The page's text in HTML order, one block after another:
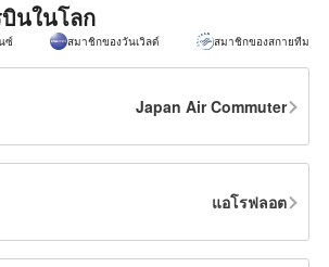
นในโลก
ซ์ สมาชิกของวันเวิลด์ สมาชิกของสกายทีม
Japan Air Commuter
แอโรฟลอต